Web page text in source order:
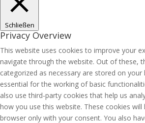
Schließen
Privacy Overview
This website uses cookies to improve your
navigate through the website. Out of these,
categorized as necessary are stored on your
essential for the working of basic
also use third-party cookies that help us
how you use this website. These cookies
browser only with your consent. You also